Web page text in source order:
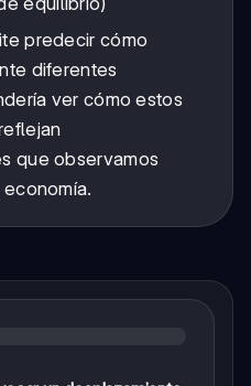
predecir cómo
diferentes
ver cómo estos
que observamos